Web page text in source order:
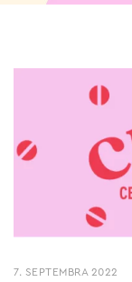
7. SEPTEMBRA 2022